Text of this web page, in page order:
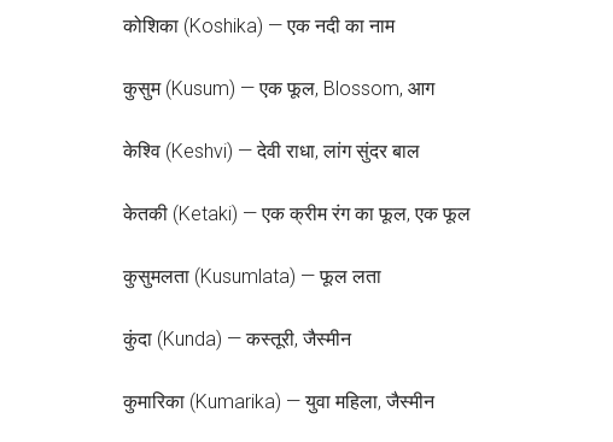
कोशिका (Koshika) — एक नदी का नाम
कुसुम (Kusum) — एक फूल, Blossom, आग
केश्वि (Keshvi) — देवी राधा, लांग सुंदर बाल
केतकी (Ketaki) — एक क्रीम रंग का फूल, एक फूल
कुसुमलता (Kusumlata) — फूल लता
कुंदा (Kunda) — कस्तूरी, जैस्मीन
कुमारिका (Kumarika) — युवा महिला, जैस्मीन